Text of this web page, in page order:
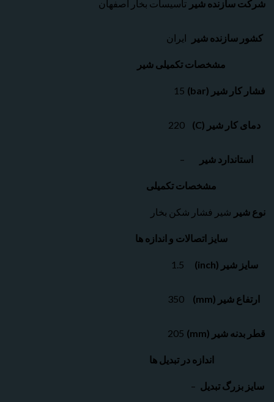
شرکت سازنده شیر تاسیسات بخار اصفهان
کشور سازنده شیر ایران
مشخصات تکمیلی شیر
فشار کار شیر (bar) 15
دمای کار شیر (C) 220
استاندارد شیر –
مشخصات تکمیلی
نوع شیر شیر فشار شکن بخار
سایز اتصالات و اندازه ها
سایز شیر (inch) 1.5
ارتفاع شیر (mm) 350
قطر بدنه شیر (mm) 205
اندازه در تبدیل ها
سایز بزرگ تبدیل –